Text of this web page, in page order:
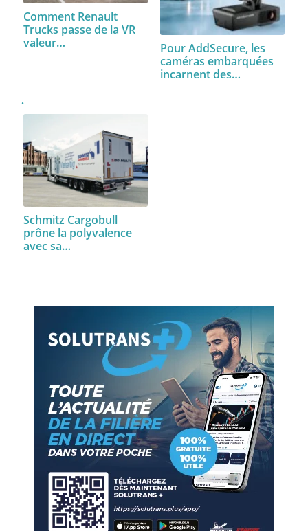
Comment Renault
Trucks passe de la VR
valeur…
Pour AddSecure, les
caméras embarquées
incarnent des…
Schmitz Cargobull
prône la polyvalence
avec sa…